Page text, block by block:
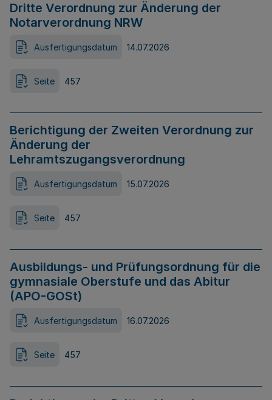
Dritte Verordnung zur Änderung der
Notarverordnung NRW
Ausfertigungsdatum 14.07.2026
Seite 457
Berichtigung der Zweiten Verordnung zur
Änderung der
Lehramtszugangsverordnung
Ausfertigungsdatum 15.07.2026
Seite 457
Ausbildungs- und Prüfungsordnung für die
gymnasiale Oberstufe und das Abitur
(APO-GOSt)
Ausfertigungsdatum 16.07.2026
Seite 457